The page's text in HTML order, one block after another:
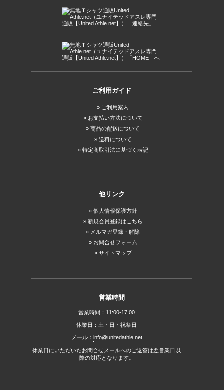
ご利用ガイド
ご利用案内
お支払い方法について
商品の配送について
送料について
特定商取引法に基づく表記
他リンク
個人情報保護方針
新規会員登録はこちら
メルマガ登録・解除
お問合せフォーム
サイトマップ
営業時間
営業時間：11:00-17:00
休業日：土・日・祝祭日
メール： info@unitedathle.net
休業日にいただいたお問合せメールへのご返答は翌営業日以
降の対応となります。